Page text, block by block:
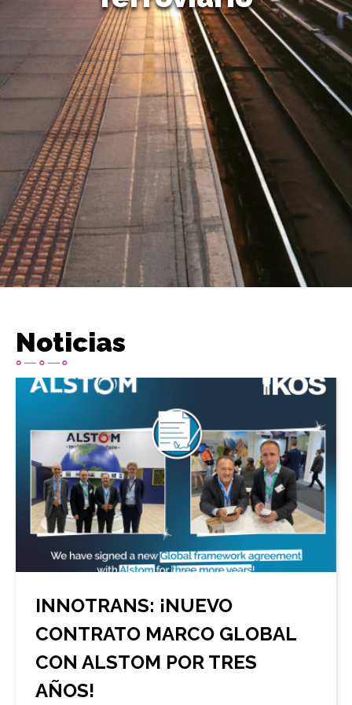
1800+
ingenieros
20años
de experiencia
15
países
33
oficinas en el mundo
Noticias
Média
Imagen
INNOTRANS: ¡NUEVO
CONTRATO MARCO GLOBAL
CON ALSTOM POR TRES
AÑOS!